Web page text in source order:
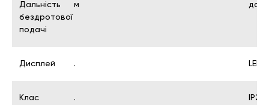
Дальність
бездротової
подачі
м до
Дисплей .
Клас
. ІР21